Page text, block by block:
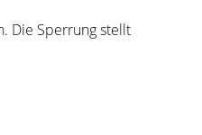
Die Sperrung stellt